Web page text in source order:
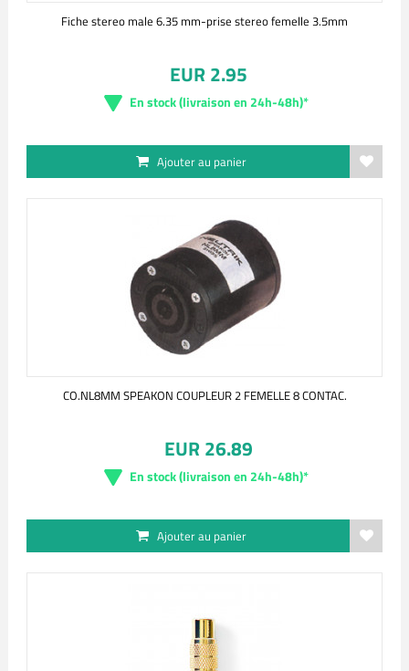
Fiche stereo male 6.35 mm-prise stereo femelle 3.5mm
EUR 2.95
En stock (livraison en 24h-48h)*
Ajouter au panier
CO.NL8MM SPEAKON COUPLEUR 2 FEMELLE 8 CONTAC.
EUR 26.89
En stock (livraison en 24h-48h)*
Ajouter au panier